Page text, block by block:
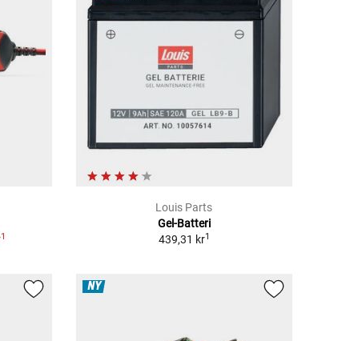
1
Louis Parts
Gel-Batteri
439,31 kr1
NY